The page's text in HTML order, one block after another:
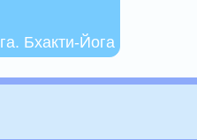
Бхакти-Йога